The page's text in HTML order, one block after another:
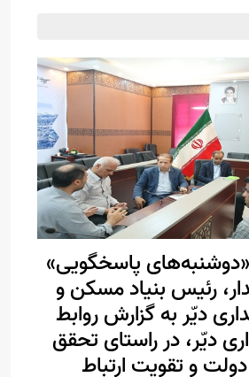
«دوشنبه‌های پاسخگویی»
رئیس بنیاد مسکن و
دیّر به گزارش روابط
دیّر، در راستای تحقق
و تقویت ارتباط